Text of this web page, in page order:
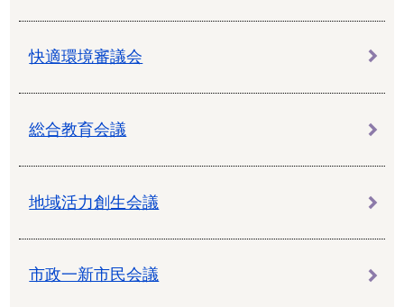
快適環境審議会
総合教育会議
地域活力創生会議
市政一新市民会議